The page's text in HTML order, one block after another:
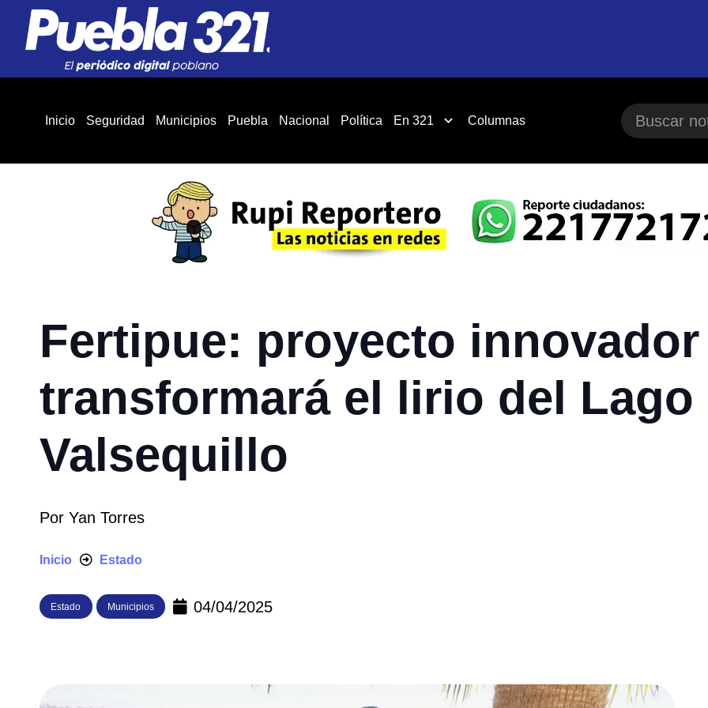
Inicio Seguridad Municipios Puebla Nacional Política En 321 Columnas
Fertipue: proyecto
transformará el lirio del Lago
Valsequillo
Por Yan Torres
Inicio Estado
Estado Municipios 04/04/2025